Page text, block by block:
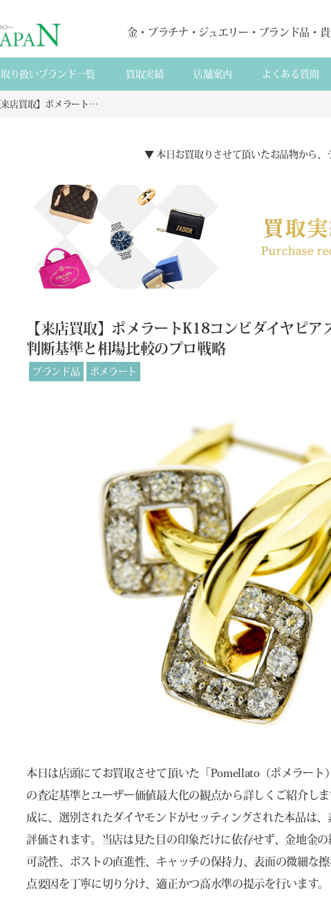
金・プラチナ・ジュエリー・ブランド品・
取り扱いブランド一覧 買取実績 店舗案内 よくある質間
【来店買取】ポメラートK18コンビダイヤピアスを高額査定へ導く決定版｜即日評価の判断基準と相場比較のプロ戦略
▼ 本日お買取りさせて頂いたお品物から
【来店買取】ポメラートK18コンビダイヤピ
判断基準と相場比較のプロ戦略
ブランド品 ポメラート
本日は店頭にてお買取させて頂いた「Pomellato（ポメラー
の査定基準とユーザー価値最大化の観点から詳しくご紹介し
成に、選別されたダイヤモンドがセッティングされた本品は
評価されます。当店は見た目の印象だけに依存せず、金地金
可読性、ポストの直進性、キャッチの保持力、表面の微細な
点要因を丁寧に切り分け、適正かつ高水準の提示を行います。